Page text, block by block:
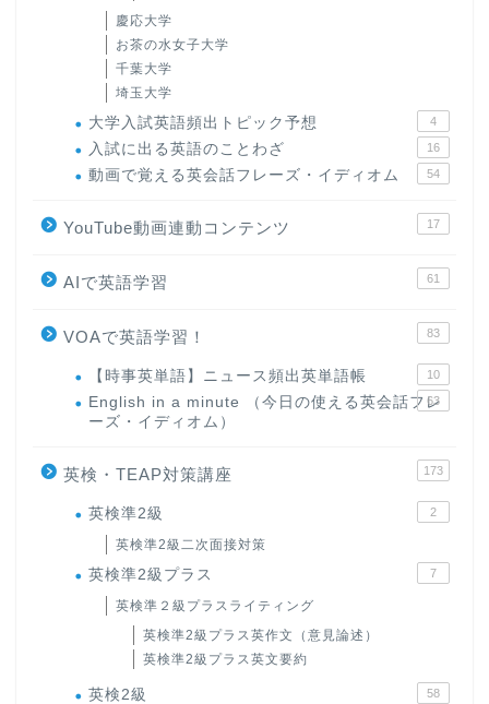
慶応大学
お茶の水女子大学
千葉大学
埼玉大学
大学入試英語頻出トピック予想 4
入試に出る英語のことわざ 16
動画で覚える英会話フレーズ・イディオム 54
YouTube動画連動コンテンツ 17
AIで英語学習 61
VOAで英語学習！ 83
【時事英単語】ニュース頻出英単語帳 10
English in a minute （今日の使える英会話フレ
ーズ・イディオム）
63
英検・TEAP対策講座 173
英検準2級 2
英検準2級二次面接対策
英検準2級プラス 7
英検準２級プラスライティング
英検準2級プラス英作文（意見論述）
英検準2級プラス英文要約
英検2級 58